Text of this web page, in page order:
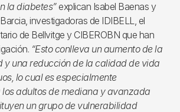
la diabetes”explican Isabel Baenas y
investigadoras de IDIBELL, el
de Bellvitge y CIBEROBN que han
“Esto conlleva un aumento de la
y una reducción de la calidad de vida
lo cual es especialmente
adultos de mediana y avanzada
un grupo de vulnerabilidad